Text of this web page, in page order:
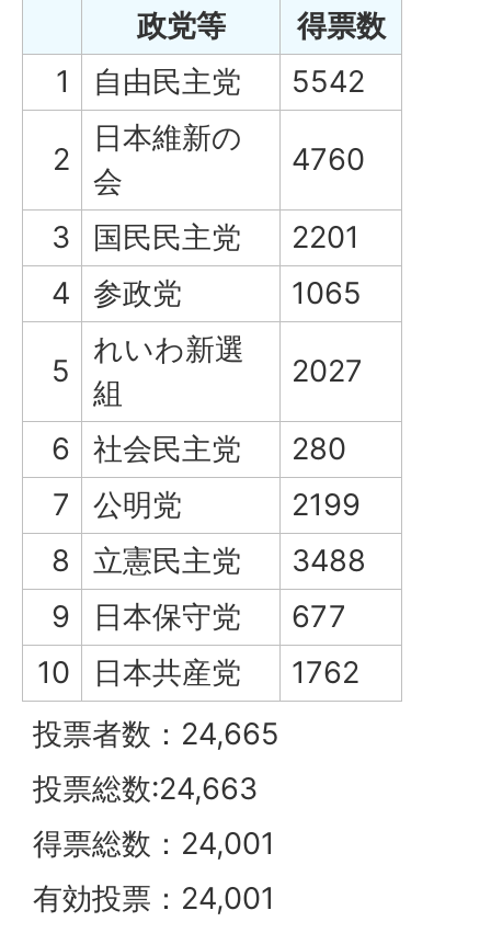
政党等
得票数
1
自由民主党 5542
2
日本維新の
会
4760
3 国民民主党
2201
4
参政党 1065
5
れいわ新選
組
2027
6 社会民主党
280
7
公明党
2199
8
立憲民主党
3488
9
日本保守党
677
10
日本共産党
1762
投票者数：24,665
投票総数:24,663
得票総数：24,001
有効投票：24,001